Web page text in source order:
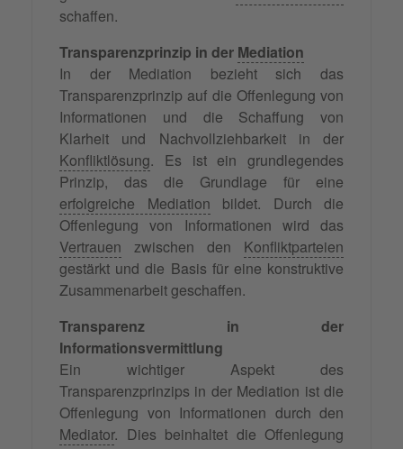
schaffen.
Transparenzprinzip in der Mediation
In der Mediation bezieht sich das
Transparenzprinzip auf die Offenlegung von
Informationen und die Schaffung von
Klarheit und Nachvollziehbarkeit in der
Konfliktlösung. Es ist ein grundlegendes
Prinzip, das die Grundlage für eine
erfolgreiche Mediation bildet. Durch die
Offenlegung von Informationen wird das
Vertrauen zwischen den Konfliktparteien
gestärkt und die Basis für eine konstruktive
Zusammenarbeit geschaffen.
Transparenz in der
Informationsvermittlung
Ein wichtiger Aspekt des
Transparenzprinzips in der Mediation ist die
Offenlegung von Informationen durch den
Mediator. Dies beinhaltet die Offenlegung